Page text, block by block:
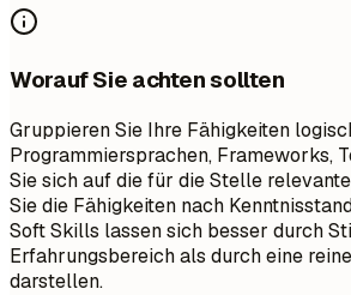
Worauf Sie achten sollten
Gruppieren Sie Ihre Fähigkeiten
Programmiersprachen, Frameworks,
Sie sich auf die für die Stelle
Sie die Fähigkeiten nach
Soft Skills lassen sich besser durch
Erfahrungsbereich als durch eine
darstellen.